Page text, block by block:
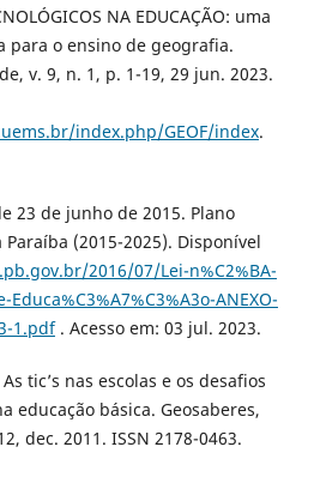
NA EDUCAÇÃO: uma
para o ensino de geografia.
v. 9, n. 1, p. 1-19, 29 jun. 2023.
index.php/GEOF/index.
23 de junho de 2015. Plano
(2015-2025). Disponível
2016/07/Lei-n%C2%BA-
ANEXO-
1.pdf. Acesso em: 03 jul. 2023.
tic’s nas escolas e os desafios
educação básica. Geosaberes,
dec. 2011. ISSN 2178-0463.